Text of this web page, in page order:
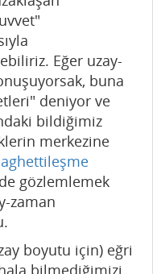
Eğer uzay-
buna
deniyor ve
bildiğimiz
merkezine
gözlemlemek
zaman
boyutu için) eğri
bilmediğimizi